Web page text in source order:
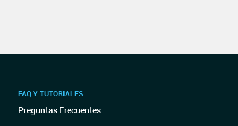
FAQ Y TUTORIALES
Preguntas Frecuentes